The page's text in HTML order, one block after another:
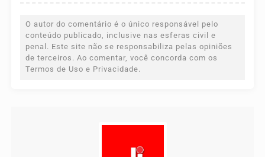
O autor do comentário é o único responsável pelo
conteúdo publicado, inclusive nas esferas civil e
penal. Este site não se responsabiliza pelas opiniões
de terceiros. Ao comentar, você concorda com os
Termos de Uso e Privacidade.